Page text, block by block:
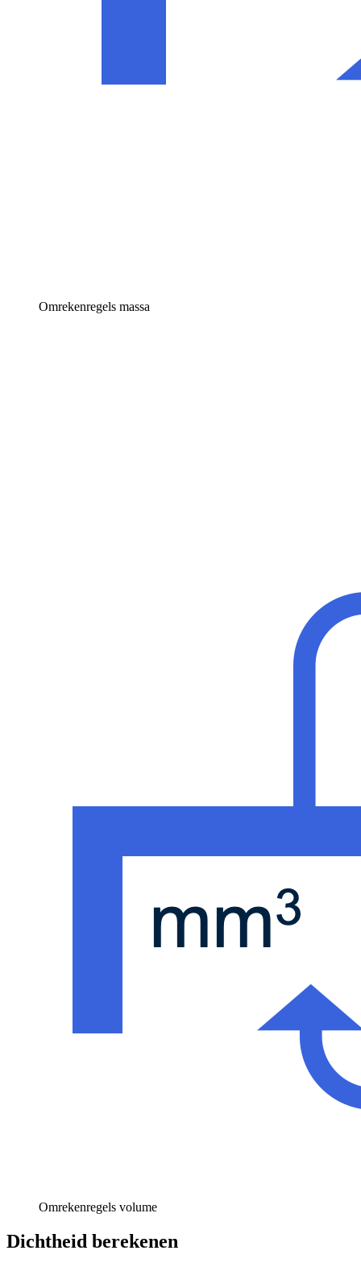
Omrekenregels massa
Omrekenregels volume
Dichtheid berekenen